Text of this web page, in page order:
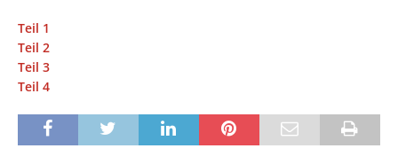
Teil 1
Teil 2
Teil 3
Teil 4